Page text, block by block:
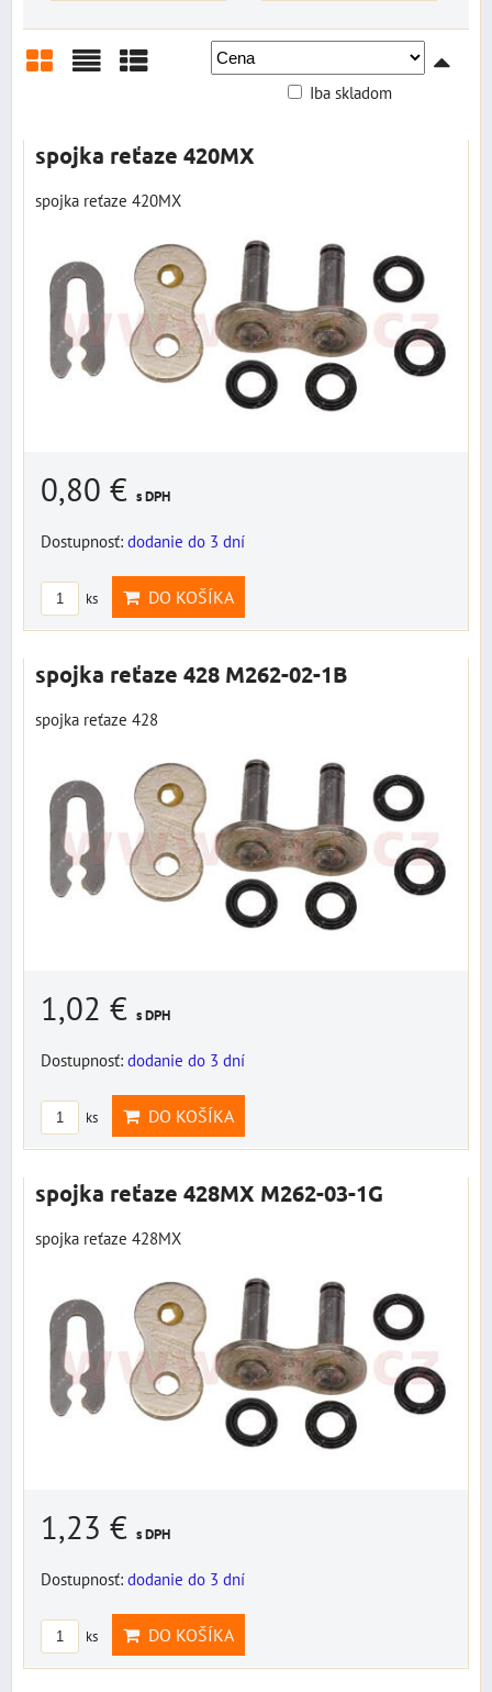
Iba skladom
spojka reťaze 420MX
spojka reťaze 420MX
0,80 € s DPH
Dostupnosť: dodanie do 3 dní
ks DO KOŠÍKA
spojka reťaze 428 M262-02-1B
spojka reťaze 428
1,02 € s DPH
Dostupnosť: dodanie do 3 dní
ks DO KOŠÍKA
spojka reťaze 428MX M262-03-1G
spojka reťaze 428MX
1,23 € s DPH
Dostupnosť: dodanie do 3 dní
ks DO KOŠÍKA